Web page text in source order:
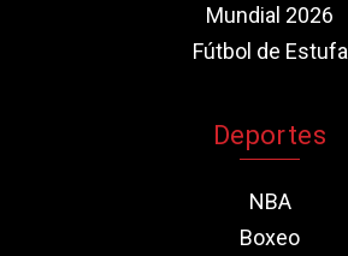
Mundial 2026
Fútbol de Estufa
Deportes
NBA
Boxeo